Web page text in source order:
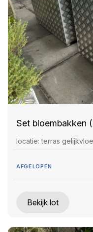
Set bloembakken
locatie: terras
AFGELOPEN
Bekijk lot